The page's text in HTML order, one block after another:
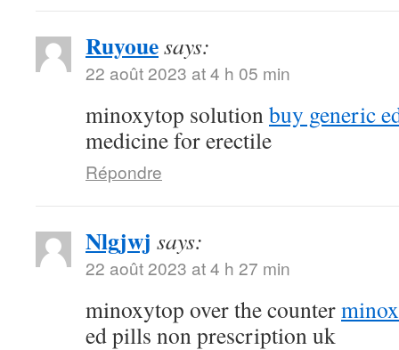
Ruyouesays:
22 août 2023 at 4 h 05 min
minoxytop solutionbuy generic
medicine for erectile
Répondre
Nlgjwj says:
22 août 2023 at 4 h 27 min
minoxytop over the counter
ed pills non prescription uk